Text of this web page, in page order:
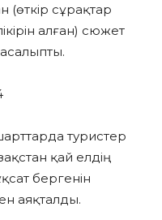
(өткір сұрақтар
алған) сюжет
туристер
қай елдің
бергенін
аяқталды.